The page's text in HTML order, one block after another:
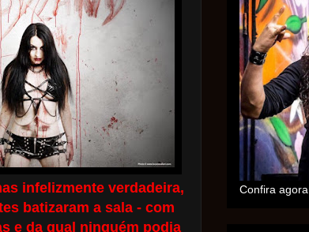
infelizmente verdadeira,
batizaram a sala - com
e da qual ninguém podia
Confira